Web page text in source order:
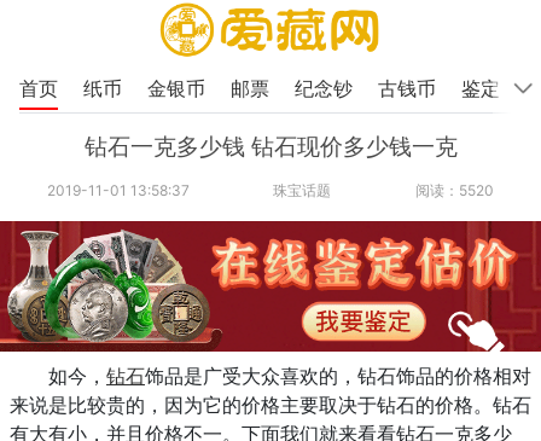
首页 纸币 金银币 邮票 纪念钞 古钱币 鉴定
钻石一克多少钱 钻石现价多少钱一克
2019-11-01 13:58:37 珠宝话题 阅读：5520
如今， 钻石饰品是广受大众喜欢的，钻石饰品的价格相对
来说是比较贵的，因为它的价格主要取决于钻石的价格。钻石
有大有小，并且价格不一。下面我们就来看看钻石一克多少